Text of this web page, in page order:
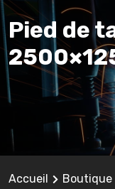
Pied de
Accueil Boutique